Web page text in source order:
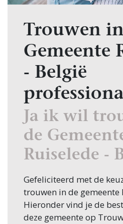
Trouwen in
Gemeente
- België
Ja ik wil
de
Ruiselede -
Gefeliciteerd met de
trouwen in de gemeente
Hieronder vind je de
deze gemeente op